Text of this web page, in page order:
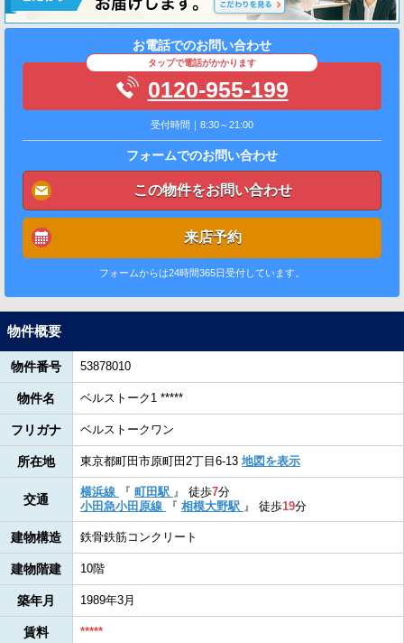
お電話でのお問い合わせ
タップで電話がかかります
0120-955-199
受付時間｜8:30～21:00
フォームでのお問い合わせ
この物件をお問い合わせ
来店予約
フォームからは24時間365日受付しています。
物件概要
物件番号 53878010
物件名 ベルストーク1 *****
フリガナ ベルストークワン
所在地 東京都町田市原町田2丁目6-13 地図を表示
交通
横浜線 『 町田駅 』 徒歩7分
小田急小田原線
『 相模大野駅 』 徒歩19分
建物構造 鉄骨鉄筋コンクリート
建物階建 10階
築年月 1989年3月
賃料 *****